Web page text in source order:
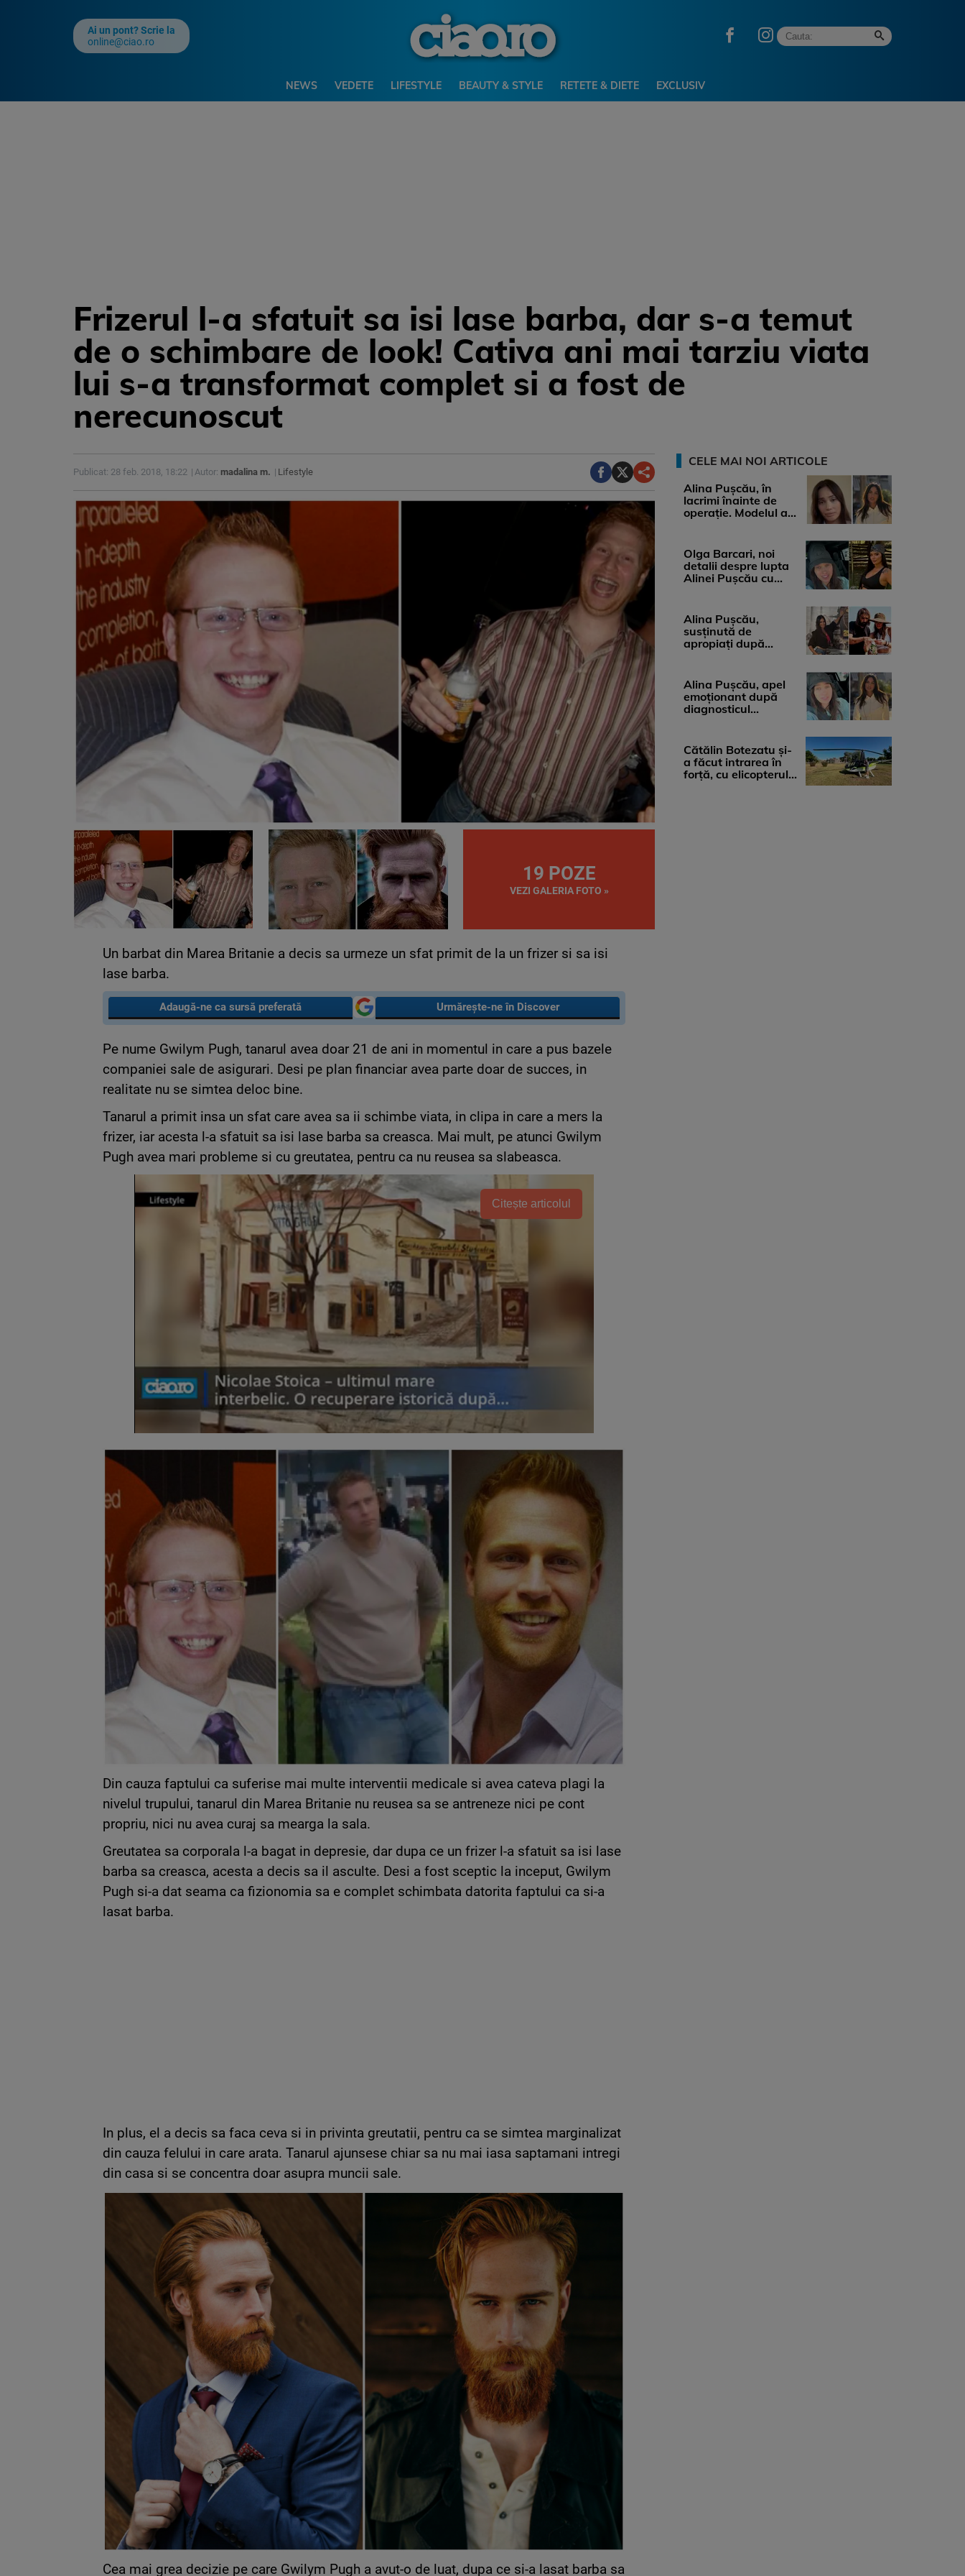
Ai un pont? Scrie la
online@ciao.ro
NEWS VEDETE LIFESTYLE BEAUTY & STYLE RETETE & DIETE EXCLUSIV
Frizerul l-a sfatuit sa isi lase barba, dar s-a temut
de o schimbare de look! Cativa ani mai tarziu viata
lui s-a transformat complet si a fost de
nerecunoscut
Publicat: 28 feb. 2018, 18:22 Autor: madalina m. Lifestyle
19 POZE
VEZI GALERIA FOTO »
Un barbat din Marea Britanie a decis sa urmeze un sfat primit de la un frizer si sa isi
lase barba.
Adaugă-ne ca sursă preferată Urmărește-ne în Discover
Pe nume Gwilym Pugh, tanarul avea doar 21 de ani in momentul in care a pus bazele
companiei sale de asigurari. Desi pe plan financiar avea parte doar de succes, in
realitate nu se simtea deloc bine.
Tanarul a primit insa un sfat care avea sa ii schimbe viata, in clipa in care a mers la
frizer, iar acesta l-a sfatuit sa isi lase barba sa creasca. Mai mult, pe atunci Gwilym
Pugh avea mari probleme si cu greutatea, pentru ca nu reusea sa slabeasca.
Citește articolul
Din cauza faptului ca suferise mai multe interventii medicale si avea cateva plagi la
nivelul trupului, tanarul din Marea Britanie nu reusea sa se antreneze nici pe cont
propriu, nici nu avea curaj sa mearga la sala.
Greutatea sa corporala l-a bagat in depresie, dar dupa ce un frizer l-a sfatuit sa isi lase
barba sa creasca, acesta a decis sa il asculte. Desi a fost sceptic la inceput, Gwilym
Pugh si-a dat seama ca fizionomia sa e complet schimbata datorita faptului ca si-a
lasat barba.
In plus, el a decis sa faca ceva si in privinta greutatii, pentru ca se simtea marginalizat
din cauza felului in care arata. Tanarul ajunsese chiar sa nu mai iasa saptamani intregi
din casa si se concentra doar asupra muncii sale.
Cea mai grea decizie pe care Gwilym Pugh a avut-o de luat, dupa ce si-a lasat barba sa
CELE MAI NOI ARTICOLE
Alina Pușcău, în
lacrimi înainte de
operație. Modelul a
Olga Barcari, noi
detalii despre lupta
Alinei Pușcău cu
Alina Pușcău,
susținută de
apropiați după
medicii, ...
Alina Pușcău, apel
emoționant după
diagnosticul
...
Cătălin Botezatu și-
a făcut intrarea în
forță, cu elicopterul,